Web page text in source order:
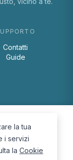
Contatti
Guide
la tua
i servizi
la Cookie